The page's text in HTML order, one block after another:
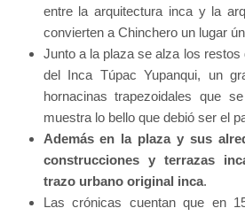
entre la arquitectura inca y la
convierten a Chinchero un lugar
Junto a la plaza se alza los restos
del Inca Túpac Yupanqui, un
hornacinas trapezoidales que
muestra lo bello que debió ser el
Además en la plaza y sus
construcciones y terrazas
trazo urbano original inca.
Las crónicas cuentan que en